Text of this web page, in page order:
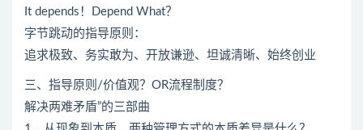
It depends！Depend What？
字节跳动的指导原则：
追求极致、务实敢为、开放谦逊、坦诚清晰、始终创业
三、指导原则/价值观？OR流程制度？
解决两难矛盾”的三部曲